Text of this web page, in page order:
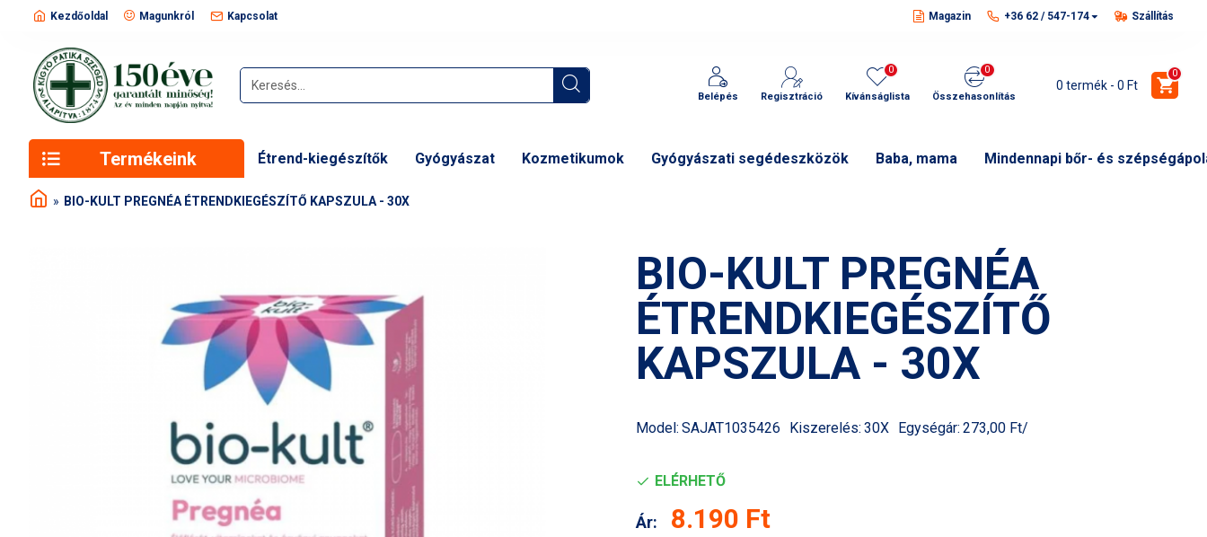
Kezdőoldal Magunkról Kapcsolat Magazin +36 62 / 547-174 Szállítás
Belépés Regisztráció Kívánságlista
0
Összehasonlítás
0
0 termék - 0 Ft
0
Termékeink Étrend-kiegészítők Gyógyászat Kozmetikumok Gyógyászati segédeszközök Baba, mama Mindennapi bőr- és
BIO-KULT PREGNÉA ÉTRENDKIEGÉSZÍTŐ KAPSZULA - 30X
BIO-KULT PREGNÉA
ÉTRENDKIEGÉSZÍTŐ
KAPSZULA - 30X
Model: SAJAT1035426 Kiszerelés: 30X Egységár: 273,00 Ft/
ELÉRHETŐ
Ár: 8.190 Ft